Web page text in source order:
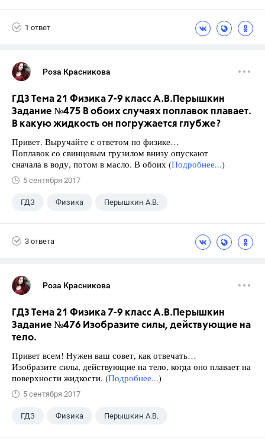
1 ответ
Роза Красникова
ГДЗ Тема 21 Физика 7-9 класс А.В.Перышкин
Задание №475 В обоих случаях поплавок плавает.
В какую жидкость он погружается глубже?
Привет. Выручайте с ответом по физике…
Поплавок со свинцовым грузилом внизу опускают
сначала в воду, потом в масло. В обоих (Подробнее...)
5 сентября 2017
ГДЗ Физика Перышкин А.В.
3 ответа
Роза Красникова
ГДЗ Тема 21 Физика 7-9 класс А.В.Перышкин
Задание №476 Изобразите силы, действующие на
тело.
Привет всем! Нужен ваш совет, как отвечать…
Изобразите силы, действующие на тело, когда оно плавает на
поверхности жидкости. (Подробнее...)
5 сентября 2017
ГДЗ Физика Перышкин А.В.